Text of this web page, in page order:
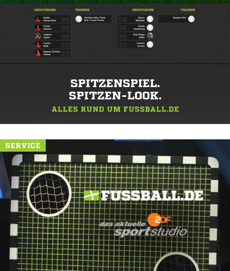
SPITZENSPIEL.
SPITZEN-LOOK.
ALLES RUND UM FUSSBALL.DE
SERVICE